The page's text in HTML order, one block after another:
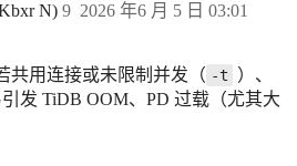
N) 2026 年6 月 5 日 03:01
9
共用连接或未限制并发（ -t
）、
发 TiDB OOM、PD 过载（尤其大